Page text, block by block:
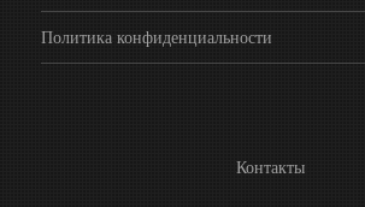
Политика конфиденциальности
Контакты